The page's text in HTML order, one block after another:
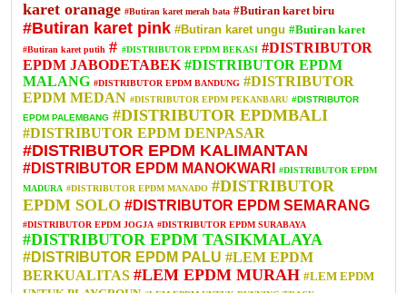
karet oranage #Butiran karet merah bata #Butiran karet biru
#Butiran karet pink #Butiran karet ungu #Butiran karet
#Butiran karet putih # #DISTRIBUTOR EPDM BEKASI #DISTRIBUTOR
EPDM JABODETABEK #DISTRIBUTOR EPDM
MALANG #DISTRIBUTOR EPDM BANDUNG #DISTRIBUTOR
EPDM MEDAN #DISTRIBUTOR EPDM PEKANBARU #DISTRIBUTOR
EPDM PALEMBANG #DISTRIBUTOR EPDMBALI
#DISTRIBUTOR EPDM DENPASAR
#DISTRIBUTOR EPDM KALIMANTAN
#DISTRIBUTOR EPDM MANOKWARI
#DISTRIBUTOR EPDM
MADURA #DISTRIBUTOR EPDM MANADO #DISTRIBUTOR
EPDM SOLO #DISTRIBUTOR EPDM SEMARANG
#DISTRIBUTOR EPDM JOGJA #DISTRIBUTOR EPDM SURABAYA
#DISTRIBUTOR EPDM TASIKMALAYA
#DISTRIBUTOR EPDM PALU #LEM EPDM
BERKUALITAS #LEM EPDM MURAH #LEM EPDM